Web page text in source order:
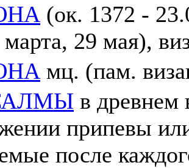
(ок. 1372 -
марта, 29 мая),
мц. (пам.
в древнем
припевы
после